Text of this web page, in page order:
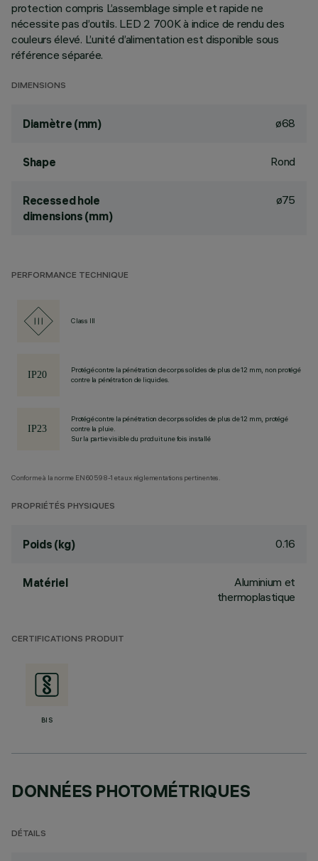
protection compris L’assemblage simple et rapide ne
nécessite pas d’outils. LED 2 700K à indice de rendu des
couleurs élevé. L’unité d’alimentation est disponible sous
référence séparée.
DIMENSIONS
Diamètre (mm) ø68
Shape Rond
Recessed hole
dimensions (mm)
ø75
PERFORMANCE TECHNIQUE
Class III
Protégé contre la pénétration de corps solides de plus de 12 mm, non protégé
contre la pénétration de liquides.
Protégé contre la pénétration de corps solides de plus de 12 mm, protégé
contre la pluie.
Sur la partie visible du produit une fois installé
Conforme à la norme EN60598-1 et aux réglementations pertinentes.
PROPRIÉTÉS PHYSIQUES
Poids (kg) 0.16
Matériel
Aluminium et
thermoplastique
CERTIFICATIONS PRODUIT
BIS
DONNÉES PHOTOMÉTRIQUES
DÉTAILS